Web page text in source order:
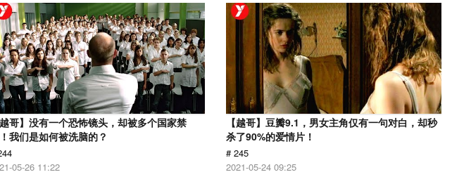
越哥】没有一个恐怖镜头，却被多个国家禁
我们是如何被洗脑的？
05-26 11:22
【越哥】豆瓣9.1，男女主角仅有一句对白，却秒
杀了90%的爱情片！
# 245
2021-05-24 09:25